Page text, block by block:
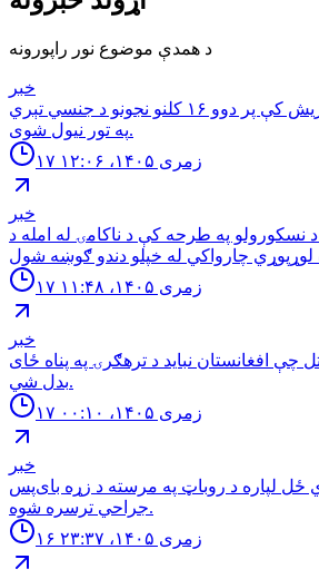
د همدې موضوع نور راپورونه
خبر
یو ۲۶ کلن افغان په اتریش کې پر دوو ۱۶ کلنو نجونو د جنسي تېري
په تور نیول شوی.
۱۷ زمری ۱۴۰۵، ۱۲:۰۶
خبر
نسکورولو په طرحه کې د ناکامۍ له امله د
۱۷ زمری ۱۴۰۵، ۱۱:۴۸
خبر
چې افغانستان نباید د ترهګرۍ په پناه ځای
بدل شي.
۱۷ زمری ۱۴۰۵، ۰۰:۱۰
خبر
ځل لپاره د روباټ په مرسته د زړه بای‌پس
جراحي ترسره شوه.
۱۶ زمری ۱۴۰۵، ۲۳:۳۷